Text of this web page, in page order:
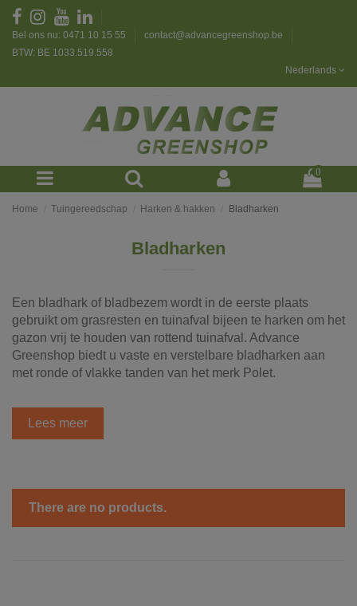
Bel ons nu: 0471 10 15 55
contact@advancegreenshop.be
BTW: BE 1033.519.558
Nederlands
0
Home Tuingereedschap Harken & hakken Bladharken
Bladharken
Een bladhark of bladbezem wordt in de eerste plaats
gebruikt om grasresten en tuinafval bijeen te harken om het
gazon vrij te houden van rottend tuinafval. Advance
Greenshop biedt u vaste en verstelbare bladharken aan
met ronde of vlakke tanden van het merk Polet.
Lees meer
There are no products.